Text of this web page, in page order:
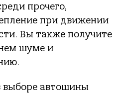
прочего,
при движении
Вы также получите
шуме и
автошины